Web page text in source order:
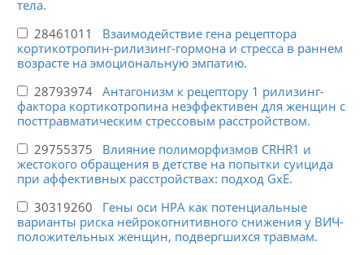
тела.
28461011 Взаимодействие гена рецептора
кортикотропин-рилизинг-гормона и стресса в раннем
возрасте на эмоциональную эмпатию.
28793974 Антагонизм к рецептору 1 рилизинг-
фактора кортикотропина неэффективен для женщин с
посттравматическим стрессовым расстройством.
29755375 Влияние полиморфизмов CRHR1 и
жестокого обращения в детстве на попытки суицида
при аффективных расстройствах: подход GxE.
30319260 Гены оси HPA как потенциальные
варианты риска нейрокогнитивного снижения у ВИЧ-
положительных женщин, подвергшихся травмам.